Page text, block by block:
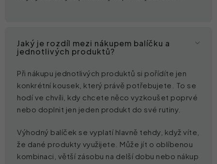
Jaký je rozdíl mezi nákupem balíčku a
jednotlivých produktů?
Při nákupu jednotlivých produktů si pořídíte jen
konkrétní kousek, který právě potřebujete. To se
hodí ve chvíli, kdy chcete něco vyzkoušet poprvé
nebo doplnit jen jeden produkt do své rutiny.
Výhodný balíček se vyplatí hlavně tehdy, když víte,
že dané produkty využijete. Může jít o oblíbenou
kombinaci, větší zásobu na delší dobu nebo nákup